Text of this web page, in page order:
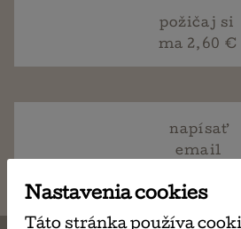
požičaj si
ma 2,60 €
napísať
email
Nastavenia cookies
Táto stránka používa